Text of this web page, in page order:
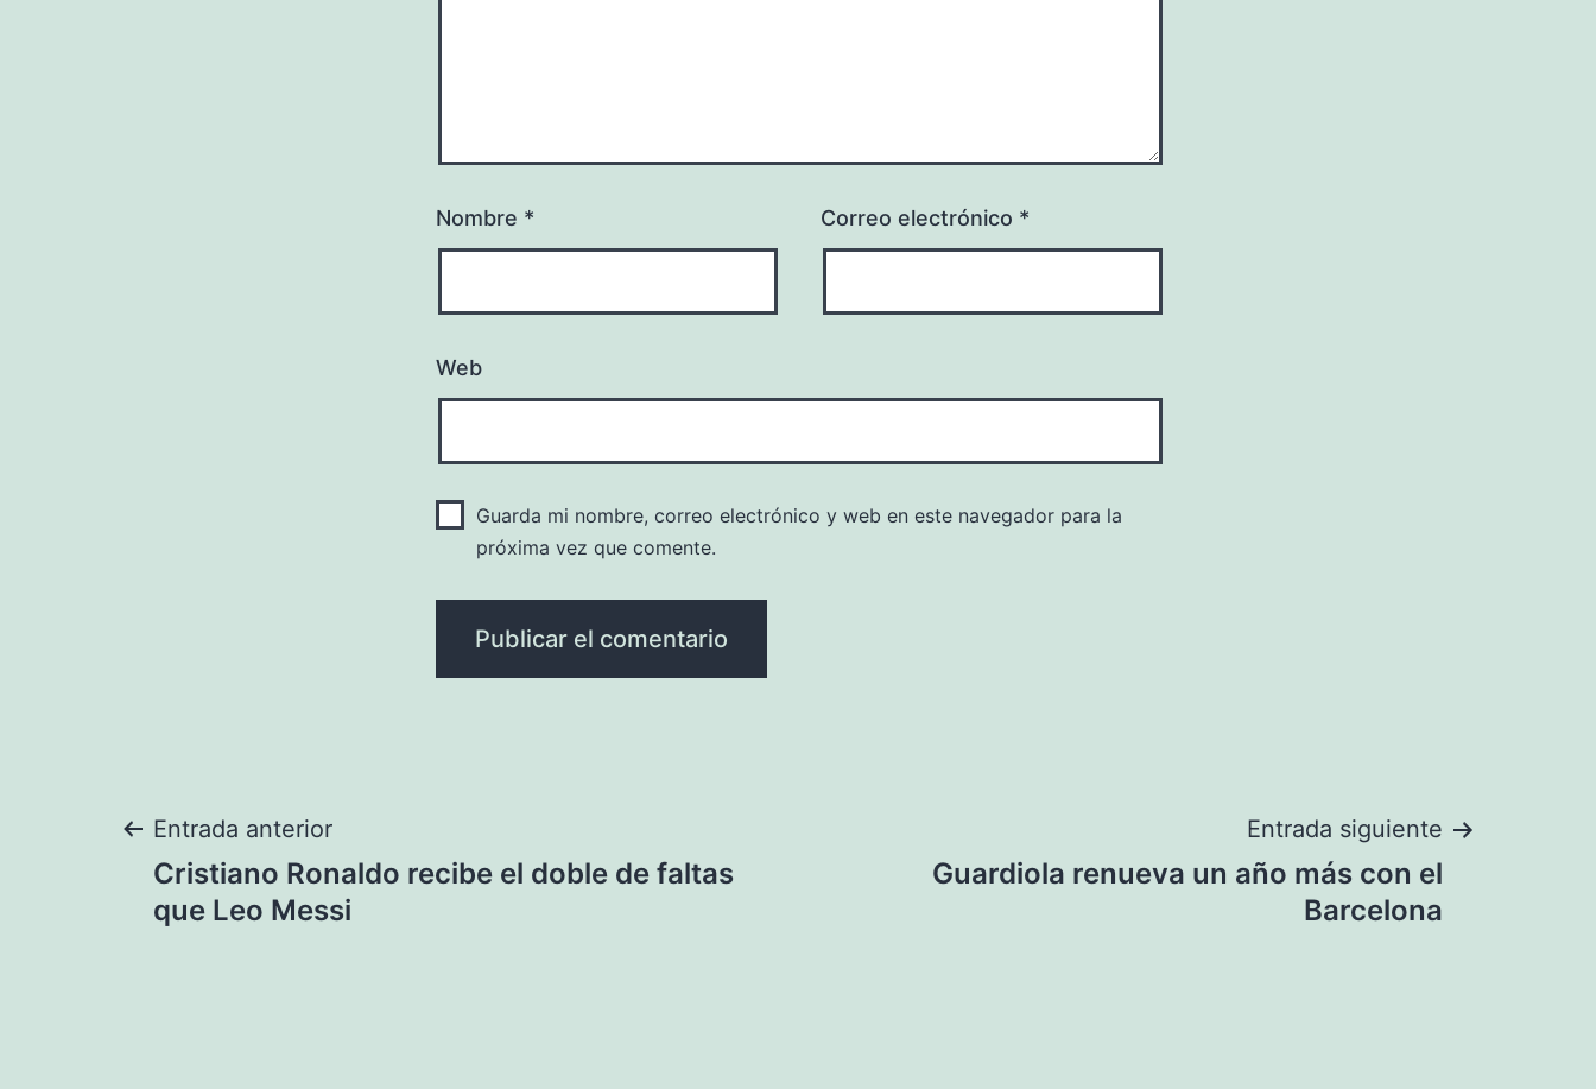
Nombre * Correo electrónico *
Web
Guarda mi nombre, correo electrónico y web en este navegador para la
próxima vez que comente.
Navegación
de
Entrada anterior
Cristiano Ronaldo recibe el doble de faltas
que Leo Messi
Entrada siguiente
Guardiola renueva un año más con el
Barcelona